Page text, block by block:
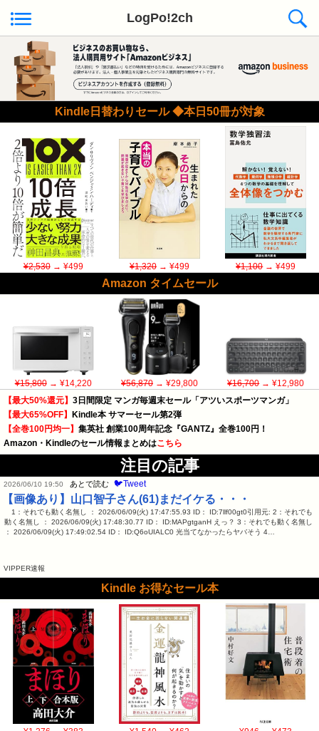
LogPo!2ch
Kindle日替わりセール ◆本日50冊が対象
¥2,530→ ¥499 ¥1,320→ ¥499 ¥1,100→ ¥499
Amazon タイムセール
¥15,800→ ¥14,220 ¥56,870→ ¥29,800 ¥16,700→ ¥12,980
【最大50%還元】 3日間限定 マンガ毎週末セール「アツいスポーツマンガ」
【最大65%OFF】 Kindle本 サマーセール第2弾
【全巻100円均一】 集英社 創業100周年記念『GANTZ』全巻100円！
Amazon・Kindleのセール情報まとめはこちら
注目の記事
2026/06/10 19:50 あとで読む 🐦Tweet
【画像あり】山口智子さん(61)まだイケる・・・
1：それでも動く名無し ： 2026/06/09(火) 17:47:55.93 ID： ID:7llf00gt0引用元: 2：それでも
動く名無し ： 2026/06/09(火) 17:48:30.77 ID： ID:MAPgtganH えっ？ 3：それでも動く名無し
： 2026/06/09(火) 17:49:02.54 ID： ID:Q6oUIALC0 光当てなかったらヤバそう 4…
VIPPER速報
Kindle お得なセール本